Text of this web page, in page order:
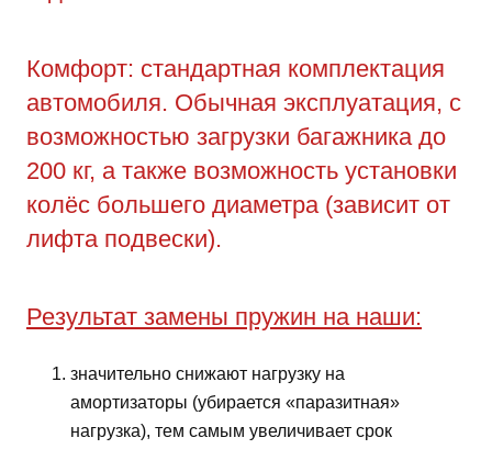
Комфорт: стандартная комплектация
автомобиля. Обычная эксплуатация, с
возможностью загрузки багажника до
200 кг, а также возможность установки
колёс большего диаметра (зависит от
лифта подвески).
Результат замены пружин на наши:
значительно снижают нагрузку на
амортизаторы (убирается «паразитная»
нагрузка), тем самым увеличивает срок